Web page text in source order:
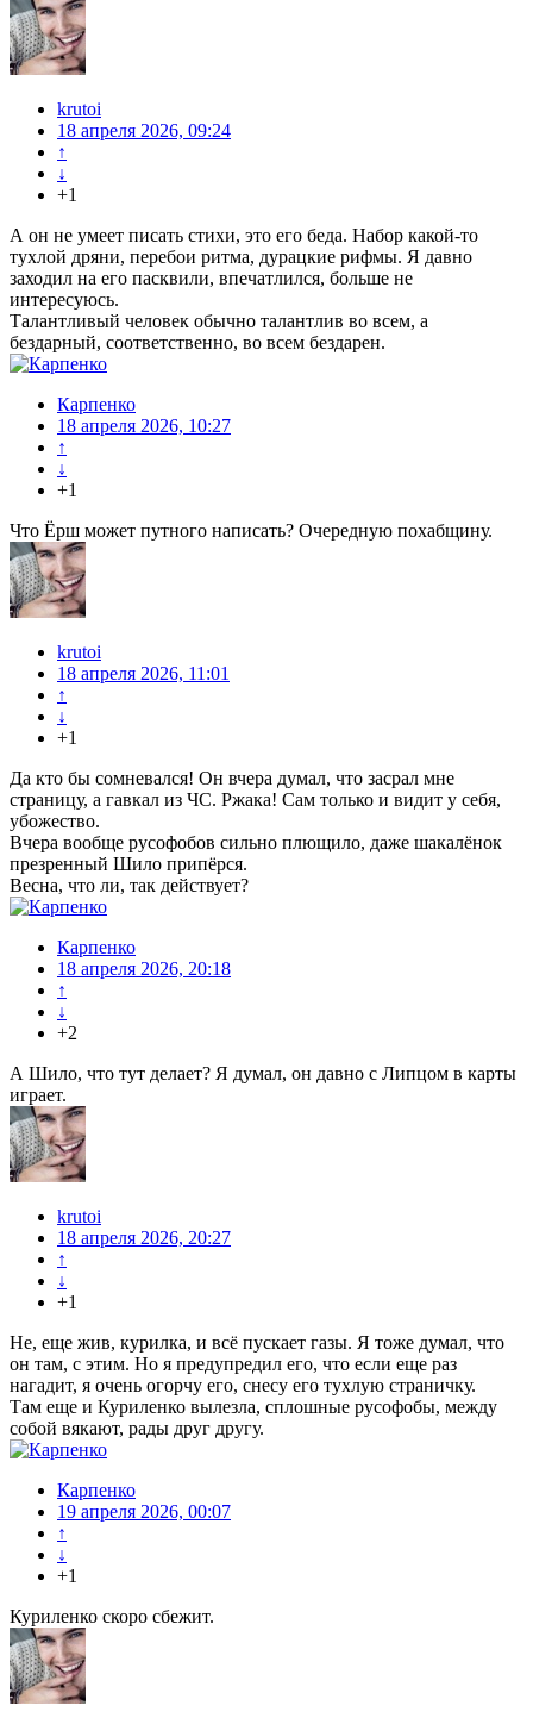
krutoi
18 апреля 2026, 09:24
↑
↓
+1
А он не умеет писать стихи, это его беда. Набор какой-то
тухлой дряни, перебои ритма, дурацкие рифмы. Я давно
заходил на его пасквили, впечатлился, больше не
интересуюсь.
Талантливый человек обычно талантлив во всем, а
бездарный, соответственно, во всем бездарен.
Карпенко
18 апреля 2026, 10:27
↑
↓
+1
Что Ёрш может путного написать? Очередную похабщину.
krutoi
18 апреля 2026, 11:01
↑
↓
+1
Да кто бы сомневался! Он вчера думал, что засрал мне
страницу, а гавкал из ЧС. Ржака! Сам только и видит у себя,
убожество.
Вчера вообще русофобов сильно плющило, даже шакалёнок
презренный Шило припёрся.
Весна, что ли, так действует?
Карпенко
18 апреля 2026, 20:18
↑
↓
+2
А Шило, что тут делает? Я думал, он давно с Липцом в карты
играет.
krutoi
18 апреля 2026, 20:27
↑
↓
+1
Не, еще жив, курилка, и всё пускает газы. Я тоже думал, что
он там, с этим. Но я предупредил его, что если еще раз
нагадит, я очень огорчу его, снесу его тухлую страничку.
Там еще и Куриленко вылезла, сплошные русофобы, между
собой вякают, рады друг другу.
Карпенко
19 апреля 2026, 00:07
↑
↓
+1
Куриленко скоро сбежит.